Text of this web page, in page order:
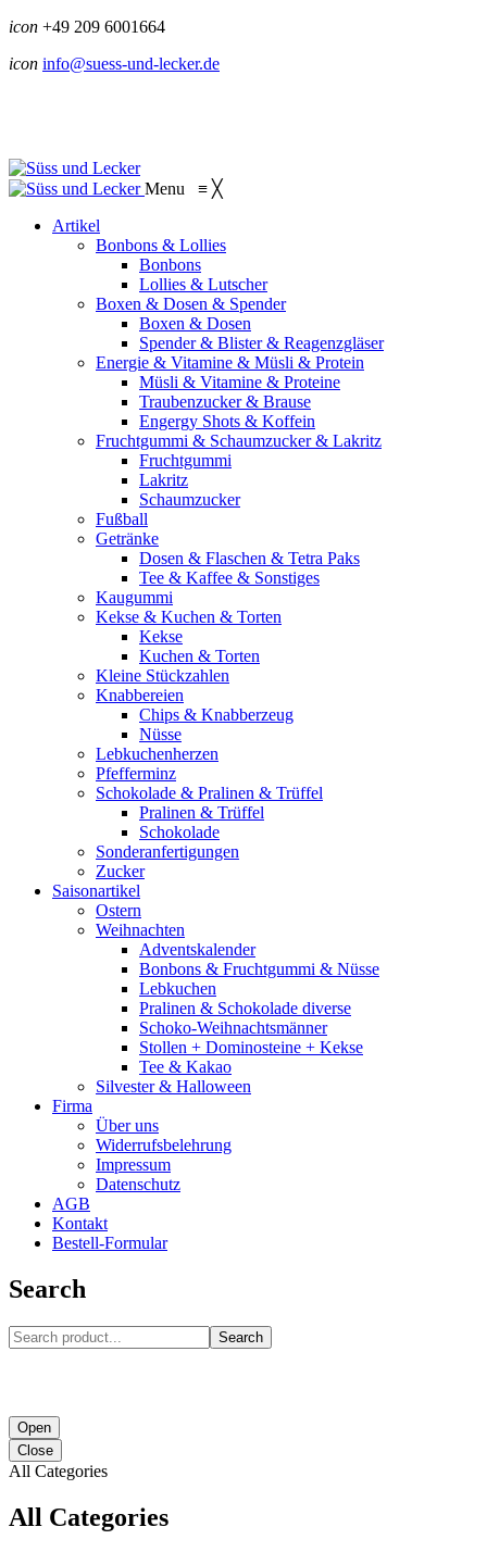
icon +49 209 6001664
icon info@suess-und-lecker.de
Menu ≡ ╳
Artikel
Bonbons & Lollies
Bonbons
Lollies & Lutscher
Boxen & Dosen & Spender
Boxen & Dosen
Spender & Blister & Reagenzgläser
Energie & Vitamine & Müsli & Protein
Müsli & Vitamine & Proteine
Traubenzucker & Brause
Engergy Shots & Koffein
Fruchtgummi & Schaumzucker & Lakritz
Fruchtgummi
Lakritz
Schaumzucker
Fußball
Getränke
Dosen & Flaschen & Tetra Paks
Tee & Kaffee & Sonstiges
Kaugummi
Kekse & Kuchen & Torten
Kekse
Kuchen & Torten
Kleine Stückzahlen
Knabbereien
Chips & Knabberzeug
Nüsse
Lebkuchenherzen
Pfefferminz
Schokolade & Pralinen & Trüffel
Pralinen & Trüffel
Schokolade
Sonderanfertigungen
Zucker
Saisonartikel
Ostern
Weihnachten
Adventskalender
Bonbons & Fruchtgummi & Nüsse
Lebkuchen
Pralinen & Schokolade diverse
Schoko-Weihnachtsmänner
Stollen + Dominosteine + Kekse
Tee & Kakao
Silvester & Halloween
Firma
Über uns
Widerrufsbelehrung
Impressum
Datenschutz
AGB
Kontakt
Bestell-Formular
Search
Search
Open
Close
All Categories
All Categories